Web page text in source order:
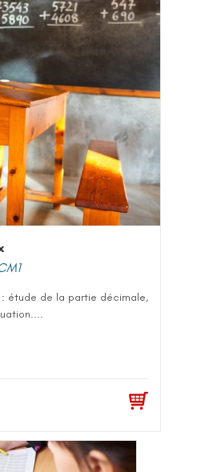
: étude de la partie décimale,